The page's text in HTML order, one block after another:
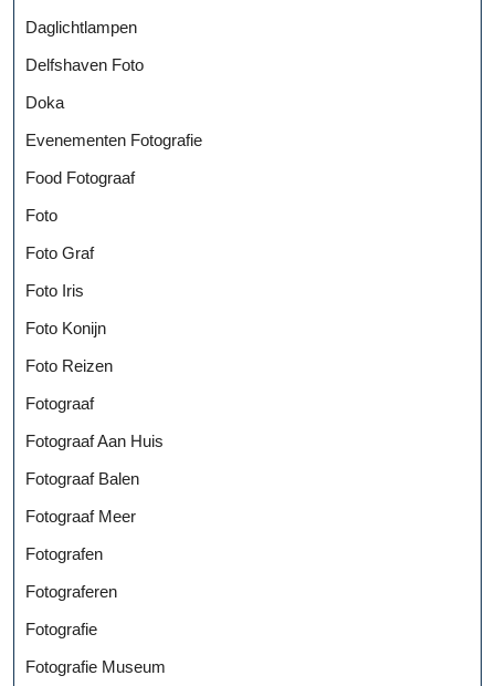
Daglichtlampen
Delfshaven Foto
Doka
Evenementen Fotografie
Food Fotograaf
Foto
Foto Graf
Foto Iris
Foto Konijn
Foto Reizen
Fotograaf
Fotograaf Aan Huis
Fotograaf Balen
Fotograaf Meer
Fotografen
Fotograferen
Fotografie
Fotografie Museum